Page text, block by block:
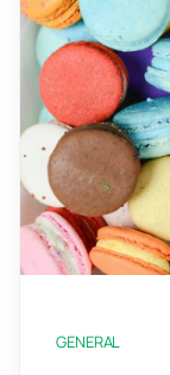
GENERAL